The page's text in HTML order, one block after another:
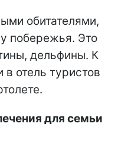
обитателями,
побережья. Это
дельфины. К
в отель туристов
для семьи